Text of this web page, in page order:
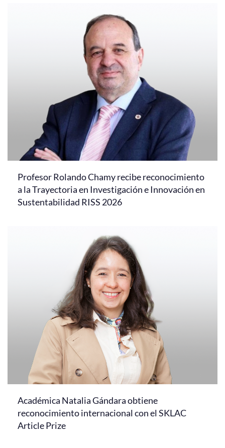
Profesor Rolando Chamy recibe reconocimiento
a la Trayectoria en Investigación e Innovación en
Sustentabilidad RISS 2026
Académica Natalia Gándara obtiene
reconocimiento internacional con el SKLAC
Article Prize